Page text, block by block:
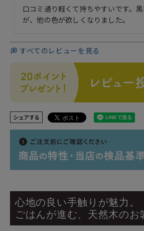
口コミ通り軽くて持ちやすいです。
が、他の色が欲しくなりました。
すべてのレビューを見る
シェアする
心地の良い手触りが魅力。
ごはんが進む、天然木のお